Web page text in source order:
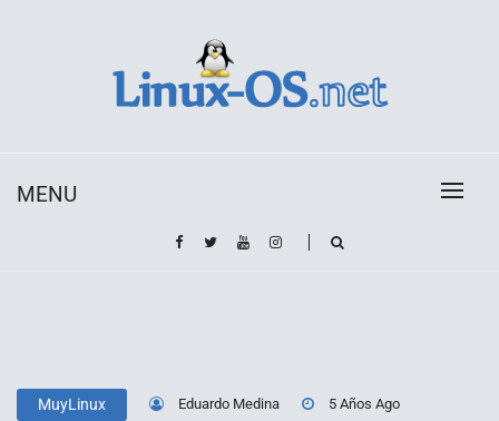
MENU
MuyLinux Eduardo Medina 5 Años Ago